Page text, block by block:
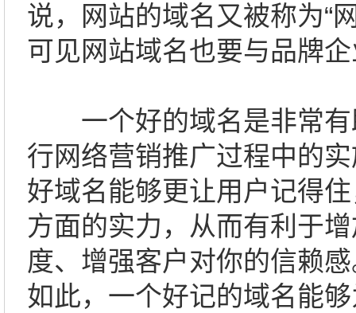
说，网站的域名又被称为“
可见网站域名也要与品牌
一个好的域名是非常有
行网络营销推广过程中的
好域名能够更让用户记得
方面的实力，从而有利于
度、增强客户对你的信赖
如此，一个好记的域名能